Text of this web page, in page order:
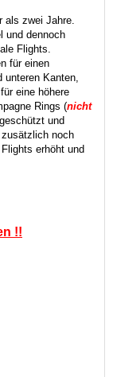
als zwei Jahre.
und dennoch
Flights.
für einen
Kanten,
eine höhere
Rings (nicht
und
noch
erhöht und
!!